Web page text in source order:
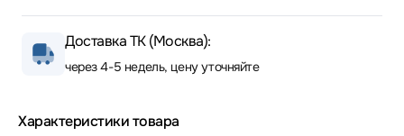
Доставка ТК (Москва):
через 4-5 недель, цену уточняйте
Характеристики товара